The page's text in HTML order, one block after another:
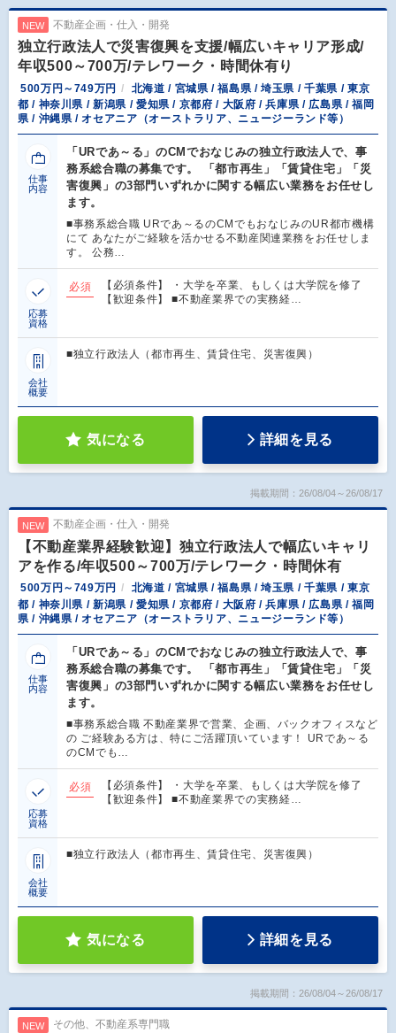
NEW 不動産企画・仕入・開発
独立行政法人で災害復興を支援/幅広いキャリア形成/
年収500～700万/テレワーク・時間休有り
500万円～749万円
北海道 / 宮城県 / 福島県 / 埼玉県 / 千葉県 / 東京
都 / 神奈川県 / 新潟県 / 愛知県 / 京都府 / 大阪府 / 兵庫県 / 広島県 / 福岡
県 / 沖縄県 / オセアニア（オーストラリア、ニュージーランド等）
仕事
内容
「URであ～る」のCMでおなじみの独立行政法人で、事
務系総合職の募集です。 「都市再生」「賃貸住宅」「災
害復興」の3部門いずれかに関する幅広い業務をお任せし
ます。
■事務系総合職 URであ～るのCMでもおなじみのUR都市機構
にて あなたがご経験を活かせる不動産関連業務をお任せしま
す。 公務…
応募
資格
必須
【必須条件】 ・大学を卒業、もしくは大学院を修了
【歓迎条件】 ■不動産業界での実務経…
会社
概要
■独立行政法人（都市再生、賃貸住宅、災害復興）
気になる 詳細を見る
掲載期間：26/08/04～26/08/17
NEW 不動産企画・仕入・開発
【不動産業界経験歓迎】独立行政法人で幅広いキャリ
アを作る/年収500～700万/テレワーク・時間休有
500万円～749万円
北海道 / 宮城県 / 福島県 / 埼玉県 / 千葉県 / 東京
都 / 神奈川県 / 新潟県 / 愛知県 / 京都府 / 大阪府 / 兵庫県 / 広島県 / 福岡
県 / 沖縄県 / オセアニア（オーストラリア、ニュージーランド等）
仕事
内容
「URであ～る」のCMでおなじみの独立行政法人で、事
務系総合職の募集です。 「都市再生」「賃貸住宅」「災
害復興」の3部門いずれかに関する幅広い業務をお任せし
ます。
■事務系総合職 不動産業界で営業、企画、バックオフィスなど
の ご経験ある方は、特にご活躍頂いています！ URであ～る
のCMでも…
応募
資格
必須
【必須条件】 ・大学を卒業、もしくは大学院を修了
【歓迎条件】 ■不動産業界での実務経…
会社
概要
■独立行政法人（都市再生、賃貸住宅、災害復興）
気になる 詳細を見る
掲載期間：26/08/04～26/08/17
NEW その他、不動産系専門職